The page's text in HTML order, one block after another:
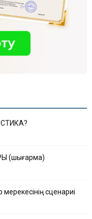
(шығарма)
сценариі